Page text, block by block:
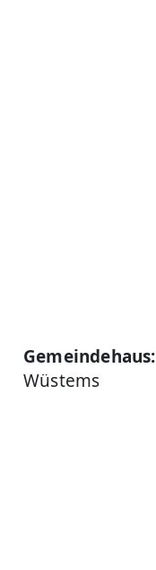
Gemeindehaus:
Wüstems